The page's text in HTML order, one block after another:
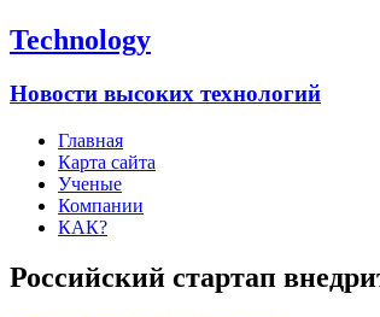
Technology
Новости высоких технологий
Главная
Карта сайта
Ученые
Компании
КАК?
Российский стартап